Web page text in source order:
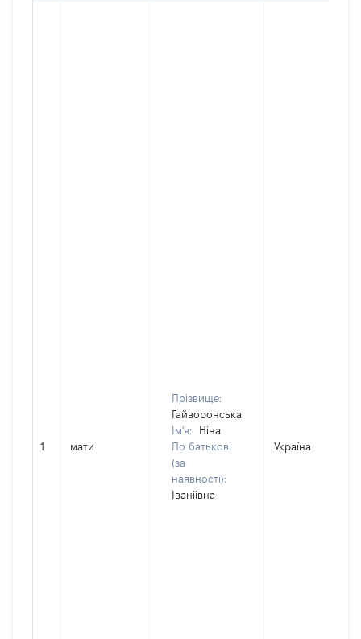
1 мати
Прізвище:
Гайворонська
Ім'я:
Ніна
По батькові
(за
наявності):
Іваніівна
Україна